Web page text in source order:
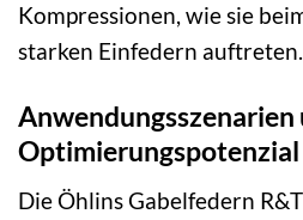
Kompressionen, wie sie
starken Einfedern auftreten.
Anwendungsszenarien
Optimierungspotenzial
Die Öhlins Gabelfedern